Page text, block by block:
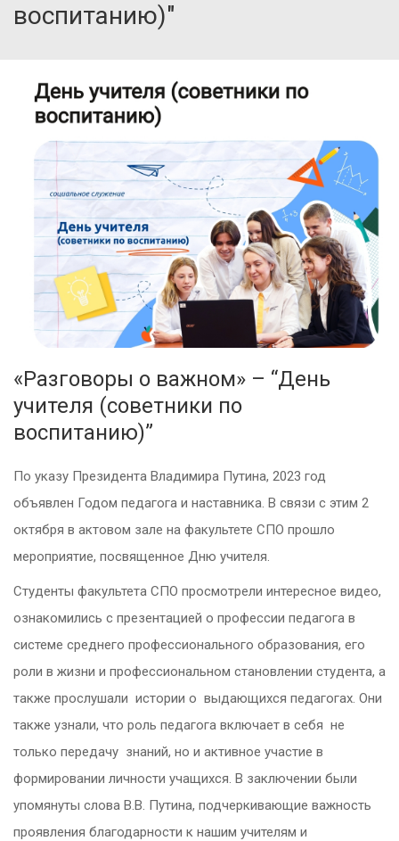
воспитанию)"
«Разговоры о важном»​ – “День
учителя (советники по
воспитанию)”
По указу Президента Владимира Путина, 2023 год
объявлен Годом педагога и наставника. В связи с этим 2
октября в актовом зале на факультете СПО прошло
мероприятие, посвященное Дню учителя.
Студенты факультета СПО просмотрели интересное видео,
ознакомились с презентацией о профессии педагога в
системе среднего профессионального образования, его
роли в жизни и профессиональном становлении студента, а
также прослушали истории о выдающихся педагогах. Они
также узнали, что роль педагога включает в себя не
только передачу знаний, но и активное участие в
формировании личности учащихся. В заключении были
упомянуты слова В.В. Путина, подчеркивающие важность
проявления благодарности к нашим учителям и